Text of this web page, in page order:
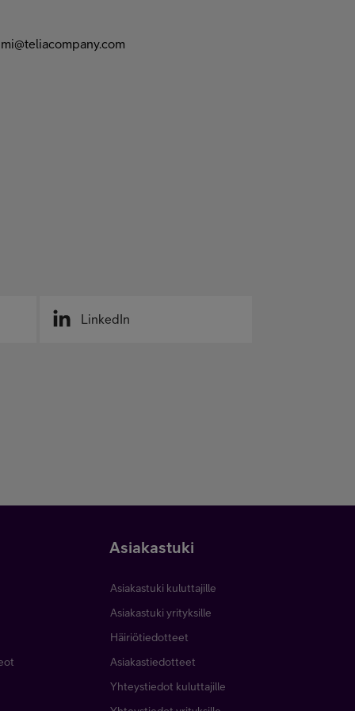
LinkedIn
Asiakastuki
Asiakastuki kuluttajille
Asiakastuki yrityksille
Häiriötiedotteet
Asiakastiedotteet
Yhteystiedot kuluttajille